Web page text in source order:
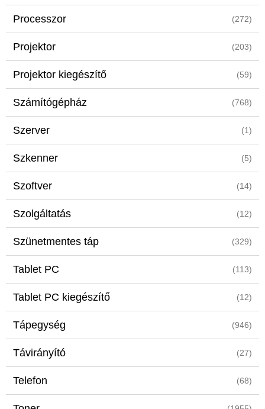
Processzor (272)
Projektor (203)
Projektor kiegészítő (59)
Számítógépház (768)
Szerver (1)
Szkenner (5)
Szoftver (14)
Szolgáltatás (12)
Szünetmentes táp (329)
Tablet PC (113)
Tablet PC kiegészítő (12)
Tápegység (946)
Távirányító (27)
Telefon (68)